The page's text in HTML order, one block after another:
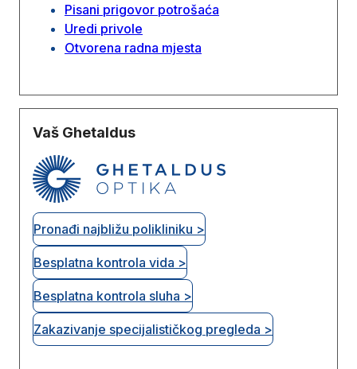
Pisani prigovor potrošaća
Uredi privole
Otvorena radna mjesta
Vaš Ghetaldus
Pronađi najbližu polikliniku >
Besplatna kontrola vida >
Besplatna kontrola sluha >
Zakazivanje specijalističkog pregleda >